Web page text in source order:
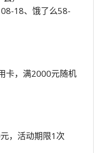
18、饿了么58-
卡，满2000元随机
，活动期限1次